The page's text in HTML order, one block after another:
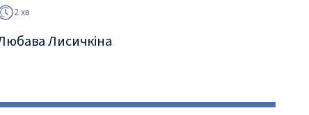
2 хв
Лисичкіна